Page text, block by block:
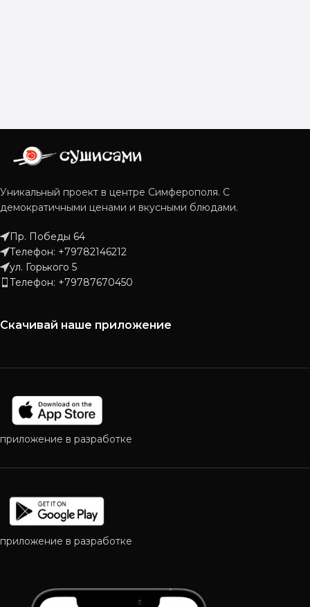
Уникальный проект в центре Симферополя. С
демократичными ценами и вкусными блюдами.
Пр. Победы 64
Телефон: +79782146212
ул. Горького 5
Телефон: +79787670450
Скачивай наше приложение
приложение в разработке
приложение в разработке